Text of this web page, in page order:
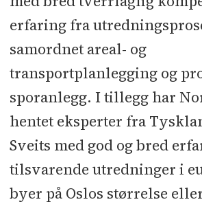
erfaring fra
samordnet areal- og
transportplanlegging og
sporanlegg. I tillegg har
hentet eksperter fra
Sveits med god og bred
tilsvarende utredninger i
byer på Oslos størrelse